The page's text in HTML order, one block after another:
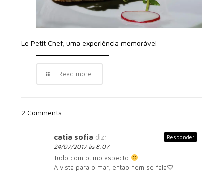
Le Petit Chef, uma experiência memorável
Read more
2 Comments
catia sofia diz:
24/07/2017 às 8:07
Tudo com otimo aspecto
A vista para o mar, entao nem se fala♡
Responder